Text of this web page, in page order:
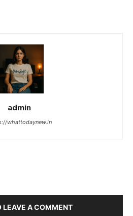
admin
whattodaynew.in
LEAVE A COMMENT